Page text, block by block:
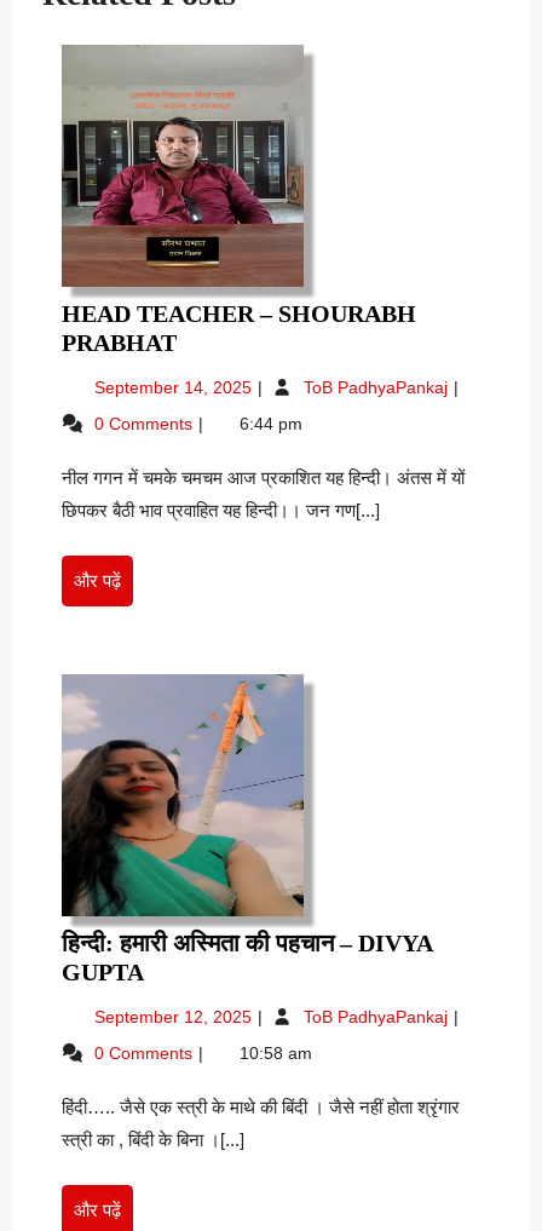
HEAD TEACHER – SHOURABH
PRABHATHEAD
–
SHOURABH
September 14, 2025 September
2025
ToB PadhyaPankaj Head
Prabhat
0 Comments 6:44 pm
नील गगन में चमके चमचम आज प्रकाशित यह हिन्दी। अंतस में यों
छिपकर बैठी भाव प्रवाहित यह हिन्दी।। जन गण[...]
और पढ़ेंऔर
पढ़ें
हिन्दी: हमारी अस्मिता की पहचान – DIVYA
GUPTA
अस्मिता
की
–
DIVYA
September 12, 2025 September
2025
ToB PadhyaPankaj हिन्दी:
पहचान
0 Comments 10:58 am
हिंदी….. जैसे एक स्त्री के माथे की बिंदी । जैसे नहीं होता श्रृंगार
स्त्री का , बिंदी के बिना ।[...]
और पढ़ेंऔर